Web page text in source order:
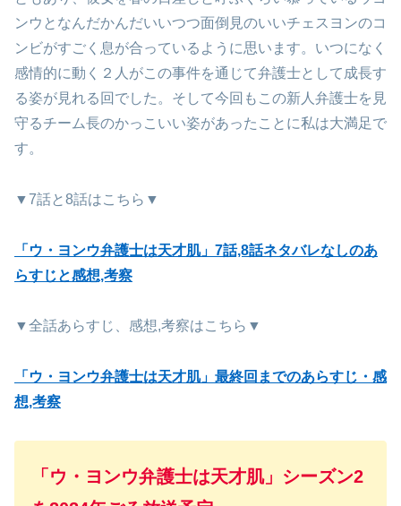
ンウとなんだかんだいいつつ面倒見のいいチェスヨンのコ
ンビがすごく息が合っているように思います。いつになく
感情的に動く２人がこの事件を通じて弁護士として成長す
る姿が見れる回でした。そして今回もこの新人弁護士を見
守るチーム長のかっこいい姿があったことに私は大満足で
す。
▼7話と8話はこちら▼
「ウ・ヨンウ弁護士は天才肌」7話,8話ネタバレなしのあ
らすじと感想,考察
▼全話あらすじ、感想,考察はこちら▼
「ウ・ヨンウ弁護士は天才肌」最終回までのあらすじ・感
想,考察
「ウ・ヨンウ弁護士は天才肌」シーズン2